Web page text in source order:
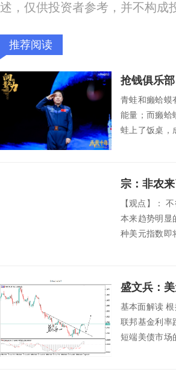
述，仅供投资者参考，并不构成
推荐阅读
抢钱俱乐
青蛙和癞蛤蟆
能量；而癞蛤
蛙上了饭桌，
宗：非农
【观点】：
本来趋势明显
种美元指数即
盛文兵：
基本面解读
联邦基金利率
短端美债市场